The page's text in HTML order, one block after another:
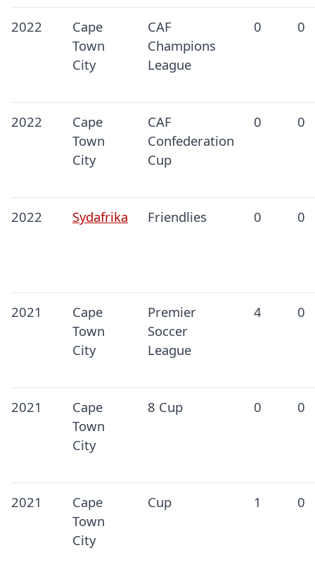
2022
Cape
Town
City
CAF
Champions
League
0 0
2022
Cape
Town
City
CAF
Confederation
Cup
0 0
2022 Sydafrika Friendlies 0 0
2021
Cape
Town
City
Premier
Soccer
League
4 0
2021
Cape
Town
City
8 Cup 0 0
2021
Cape
Town
City
Cup 1 0